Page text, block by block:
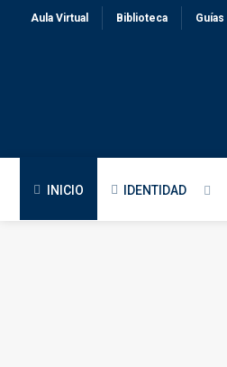
Aula Virtual Biblioteca Guías
INICIO IDENTIDAD